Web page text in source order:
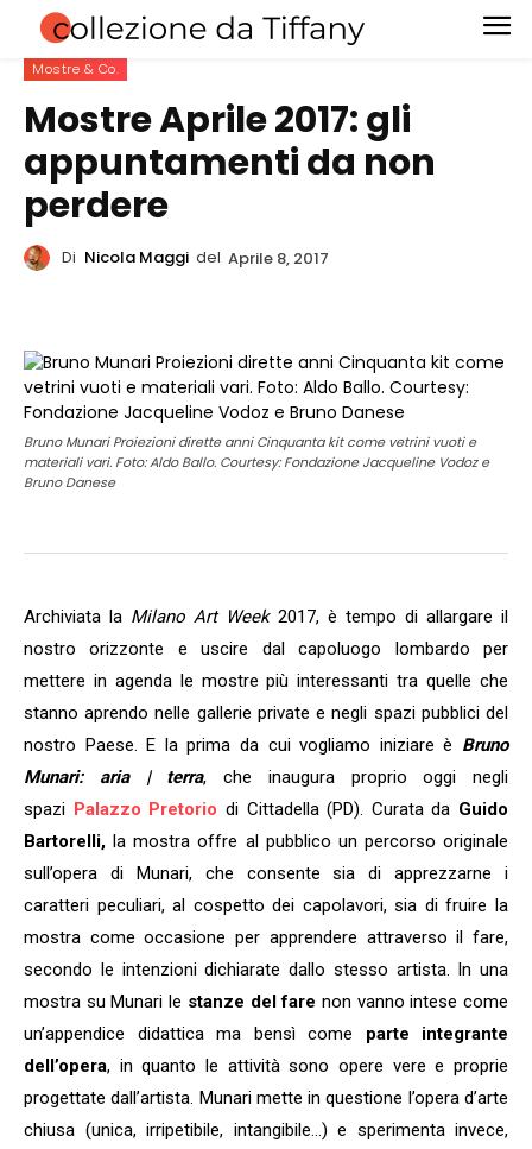
Mostre & Co.
Mostre Aprile 2017: gli
appuntamenti da non
perdere
Di Nicola Maggi del Aprile 8, 2017
Bruno Munari Proiezioni dirette anni Cinquanta kit come vetrini vuoti e
materiali vari. Foto: Aldo Ballo. Courtesy: Fondazione Jacqueline Vodoz e
Bruno Danese
Archiviata la Milano Art Week2017, è tempo di allargare il
nostro orizzonte e uscire dal capoluogo lombardo per
mettere in agenda le mostre più interessanti tra quelle che
stanno aprendo nelle gallerie private e negli spazi pubblici del
nostro Paese. E la prima da cui vogliamo iniziare è Bruno
Munari: aria | terra, che inaugura proprio oggi negli
spazi Palazzo Pretorio di Cittadella (PD). Curata da Guido
Bartorelli,la mostra offre al pubblico un percorso originale
sull’opera di Munari, che consente sia di apprezzarne i
caratteri peculiari, al cospetto dei capolavori, sia di fruire la
mostra come occasione per apprendere attraverso il fare,
secondo le intenzioni dichiarate dallo stesso artista. In una
mostra su Munari le stanze del fare non vanno intese come
un’appendice didattica ma bensì come parte integrante
dell’opera, in quanto le attività sono opere vere e proprie
progettate dall’artista. Munari mette in questione l’opera d’arte
chiusa (unica, irripetibile, intangibile…) e sperimenta invece,